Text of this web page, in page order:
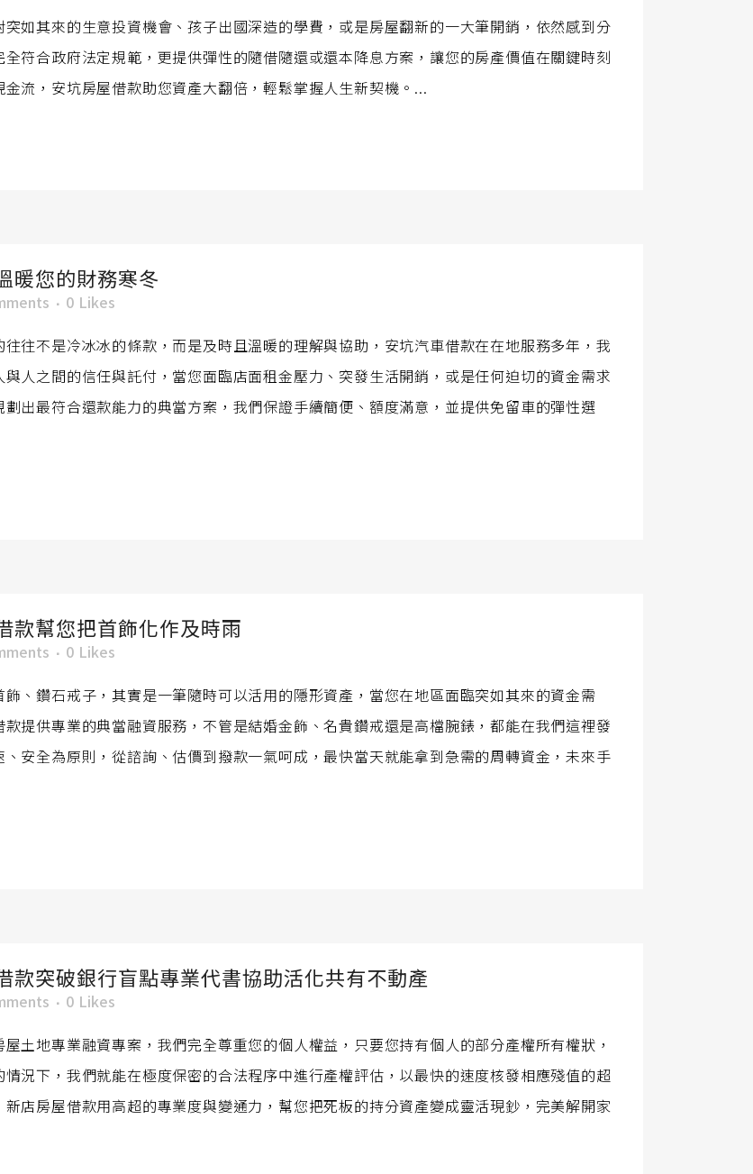
如其來的生意投資機會、孩子出國深造的學費，或是房屋翻新的一大筆開銷，依然感到分
符合政府法定規範，更提供彈性的隨借隨還或還本降息方案，讓您的房產價值在關鍵時刻
流，安坑房屋借款助您資產大翻倍，輕鬆掌握人生新契機。...
暖您的財務寒冬
0 Likes
往不是冷冰冰的條款，而是及時且溫暖的理解與協助，安坑汽車借款在在地服務多年，我
人之間的信任與託付，當您面臨店面租金壓力、突發生活開銷，或是任何迫切的資金需求
出最符合還款能力的典當方案，我們保證手續簡便、額度滿意，並提供免留車的彈性選
款幫您把首飾化作及時雨
0 Likes
、鑽石戒子，其實是一筆隨時可以活用的隱形資產，當您在地區面臨突如其來的資金需
提供專業的典當融資服務，不管是結婚金飾、名貴鑽戒還是高檔腕錶，都能在我們這裡發
安全為原則，從諮詢、估價到撥款一氣呵成，最快當天就能拿到急需的周轉資金，未來手
款突破銀行盲點專業代書協助活化共有不動產
0 Likes
土地專業融資專案，我們完全尊重您的個人權益，只要您持有個人的部分產權所有權狀，
況下，我們就能在極度保密的合法程序中進行產權評估，以最快的速度核發相應殘值的超
店房屋借款用高超的專業度與變通力，幫您把死板的持分資產變成靈活現鈔，完美解開家